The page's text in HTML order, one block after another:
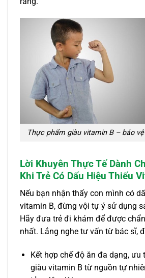
Thực phẩm giàu vitamin B – bảo
Lời Khuyên Thực Tế Dành
Khi Trẻ Có Dấu Hiệu Thiếu
Nếu bạn nhận thấy con mình có
vitamin B, đừng vội tự ý sử dụng
Hãy đưa trẻ đi khám để được
nhất. Lắng nghe tư vấn từ bác sĩ,
Kết hợp chế độ ăn đa dạng, ưu
giàu vitamin B từ nguồn tự